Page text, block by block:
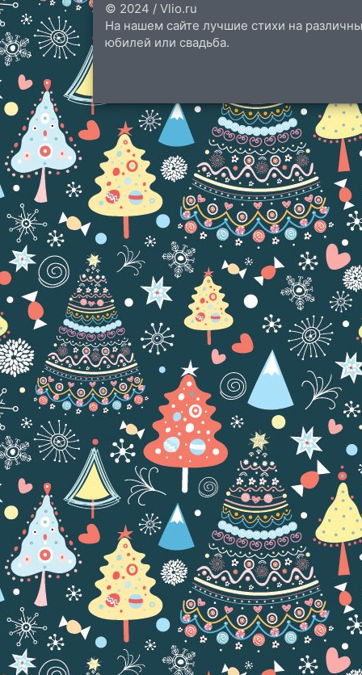
© 2024 / Vlio.ru
На нашем сайте лучшие стихи на
юбилей или свадьба.